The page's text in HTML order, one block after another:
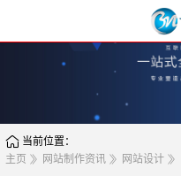
当前位置：
主页
网站制作资讯 网站设计